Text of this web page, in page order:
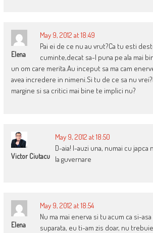
Elena
May 9, 2012 at 18:49
Pai ei de ce nu au vrut?Ca tu esti
cuminte,decat sa-l puna pe ala mai
un om care merita.Au inceput sa ma cam
avea incredere in nimeni.Si tu de ce sa nu
margine si sa critici mai bine te implici nu?
Victor Ciutacu
May 9, 2012 at 18:50
D-aia! I-auzi una, numai cu japca
la guvernare
Elena
May 9, 2012 at 18:54
Nu ma mai enerva si tu acum ca si-
suparata, eu ti-am zis doar, nu